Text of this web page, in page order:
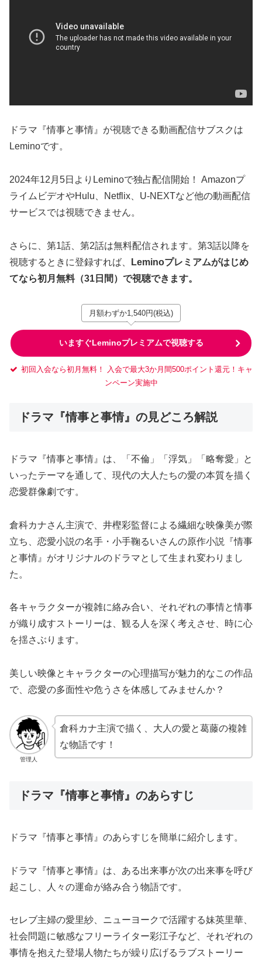
ドラマ『情事と事情』が視聴できる動画配信サブスクは
Leminoです。
2024年12月5日よりLeminoで独占配信開始！ Amazonプ
ライムビデオやHulu、Netflix、U-NEXTなど他の動画配信
サービスでは視聴できません。
さらに、第1話、第2話は無料配信されます。第3話以降を
視聴するときに登録すれば、
Leminoプレミアムがはじめ
てなら初月無料（31日間）で視聴できます。
月額わずか1,540円(税込)
いますぐLeminoプレミアムで視聴する
初回入会なら初月無料！ 入会で最大3か月間500ポイント還元！キャ
ンペーン実施中
ドラマ『情事と事情』の見どころ解説
ドラマ『情事と事情』は、「不倫」「浮気」「略奪愛」と
いったテーマを通して、現代の大人たちの愛の本質を描く
恋愛群像劇です。
倉科カナさん主演で、井樫彩監督による繊細な映像美が際
立ち、恋愛小説の名手・小手鞠るいさんの原作小説『情事
と事情』がオリジナルのドラマとして生まれ変わりまし
た。
各キャラクターが複雑に絡み合い、それぞれの事情と情事
が織り成すストーリーは、観る人を深く考えさせ、時に心
を揺さぶります。
美しい映像とキャラクターの心理描写が魅力的なこの作品
で、恋愛の多面性や危うさを体感してみませんか？
管理人
倉科カナ主演で描く、大人の愛と葛藤の複雑
な物語です！
ドラマ『情事と事情』のあらすじ
ドラマ『情事と事情』のあらすじを簡単に紹介します。
ドラマ『情事と事情』は、ある出来事が次の出来事を呼び
起こし、人々の運命が絡み合う物語です。
セレブ主婦の愛里紗、ニューヨークで活躍する妹英里華、
社会問題に敏感なフリーライター彩江子など、それぞれの
事情を抱えた登場人物たちが繰り広げるラブストーリー